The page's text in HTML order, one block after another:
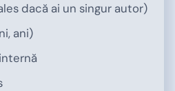
dacă ai un singur autor)
ani)